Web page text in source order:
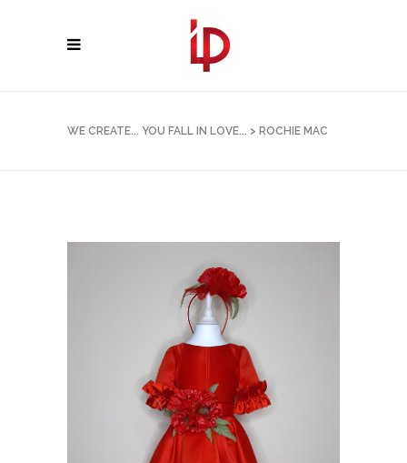
WE CREATE... YOU FALL IN LOVE... > ROCHIE MAC